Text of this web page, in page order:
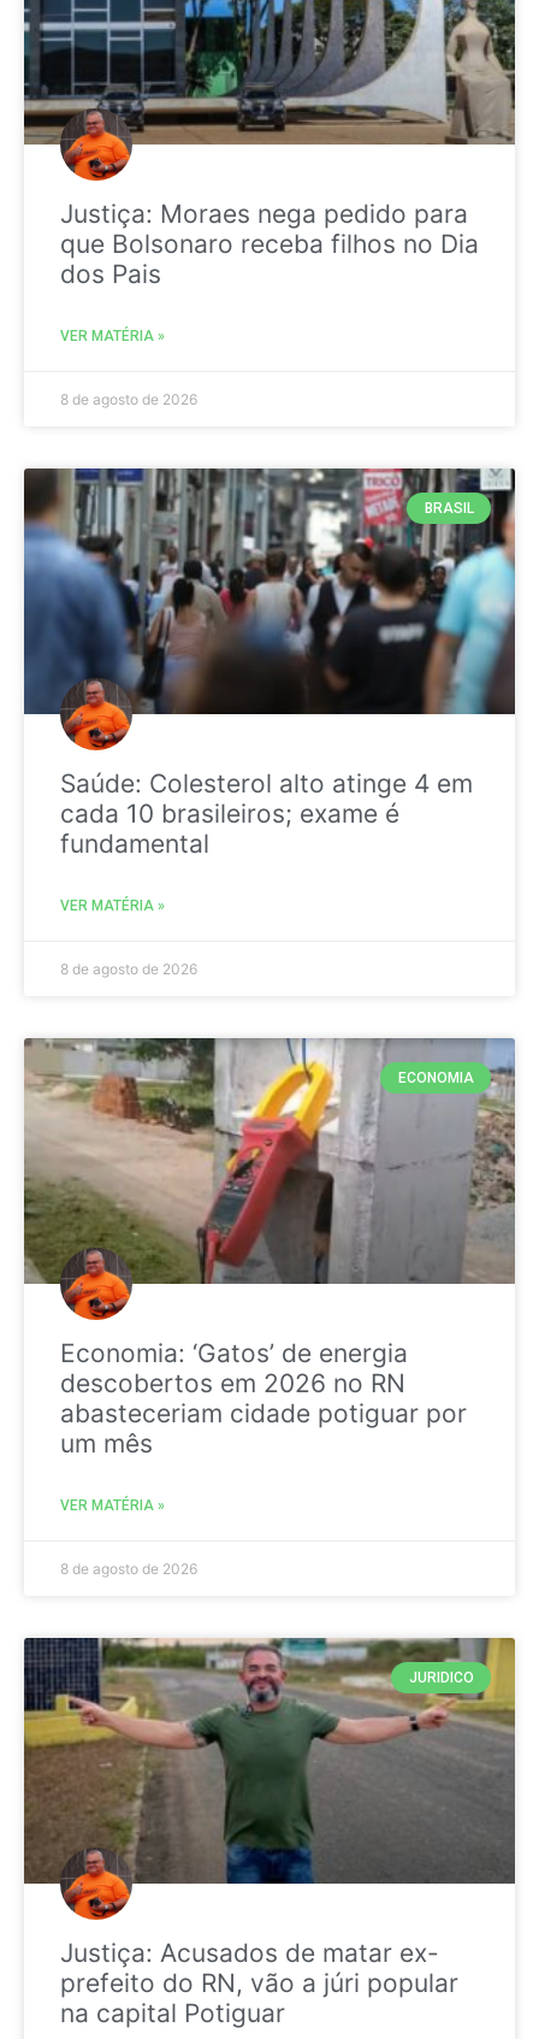
Justiça: Moraes nega pedido para
que Bolsonaro receba filhos no Dia
dos Pais
VER MATÉRIA »
8 de agosto de 2026
BRASIL
Saúde: Colesterol alto atinge 4 em
cada 10 brasileiros; exame é
fundamental
VER MATÉRIA »
8 de agosto de 2026
ECONOMIA
Economia: ‘Gatos’ de energia
descobertos em 2026 no RN
abasteceriam cidade potiguar por
um mês
VER MATÉRIA »
8 de agosto de 2026
JURIDICO
Justiça: Acusados de matar ex-
prefeito do RN, vão a júri popular
na capital Potiguar